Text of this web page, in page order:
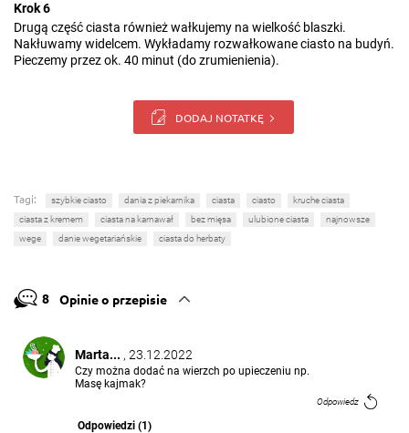
Krok 6
Drugą część ciasta również wałkujemy na wielkość blaszki.
Nakłuwamy widelcem. Wykładamy rozwałkowane ciasto na budyń.
Pieczemy przez ok. 40 minut (do zrumienienia).
DODAJ NOTATKĘ
Tagi: szybkie ciasto dania z piekarnika ciasta ciasto
kruche ciasta
ciasta z kremem
ciasta na karnawał bez mięsa ulubione ciasta
najnowsze
wege
danie wegetariańskie ciasta do herbaty
8 Opinie o przepisie
Marta... , 23.12.2022
Czy można dodać na wierzch po upieczeniu np.
Masę kajmak?
Odpowiedz
Odpowiedzi (1)